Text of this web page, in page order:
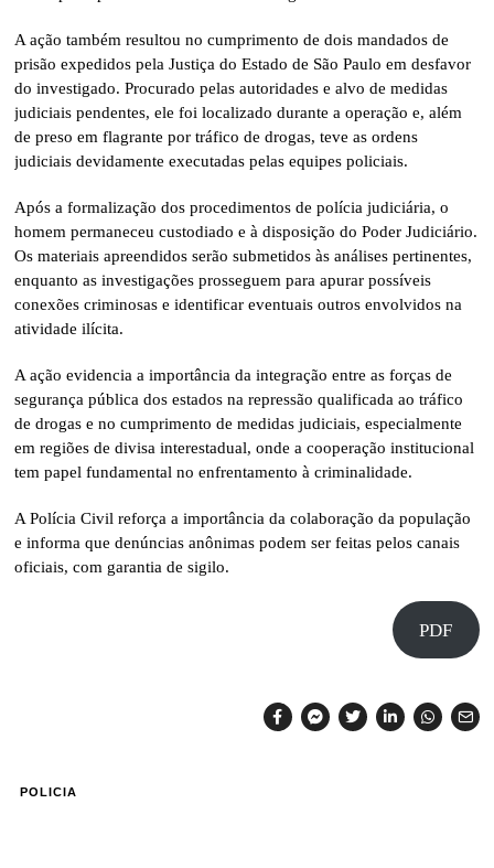
A ação também resultou no cumprimento de dois mandados de
prisão expedidos pela Justiça do Estado de São Paulo em desfavor
do investigado. Procurado pelas autoridades e alvo de medidas
judiciais pendentes, ele foi localizado durante a operação e, além
de preso em flagrante por tráfico de drogas, teve as ordens
judiciais devidamente executadas pelas equipes policiais.
Após a formalização dos procedimentos de polícia judiciária, o
homem permaneceu custodiado e à disposição do Poder Judiciário.
Os materiais apreendidos serão submetidos às análises pertinentes,
enquanto as investigações prosseguem para apurar possíveis
conexões criminosas e identificar eventuais outros envolvidos na
atividade ilícita.
A ação evidencia a importância da integração entre as forças de
segurança pública dos estados na repressão qualificada ao tráfico
de drogas e no cumprimento de medidas judiciais, especialmente
em regiões de divisa interestadual, onde a cooperação institucional
tem papel fundamental no enfrentamento à criminalidade.
A Polícia Civil reforça a importância da colaboração da população
e informa que denúncias anônimas podem ser feitas pelos canais
oficiais, com garantia de sigilo.
PDF
POLICIA